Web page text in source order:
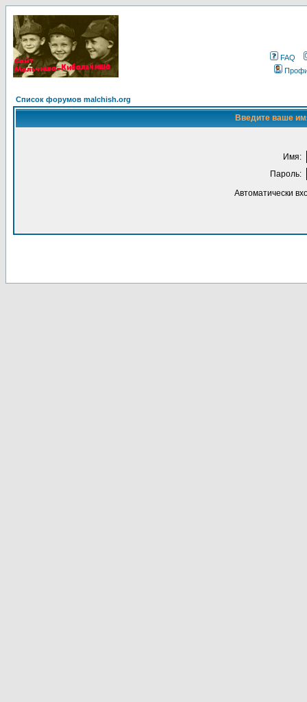
FAQ
Список форумов malchish.org
Введите ваше
Имя:
Пароль:
Автоматически